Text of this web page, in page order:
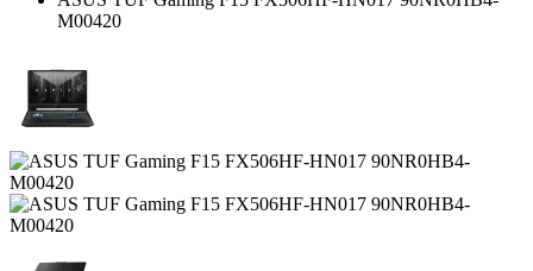
M00420